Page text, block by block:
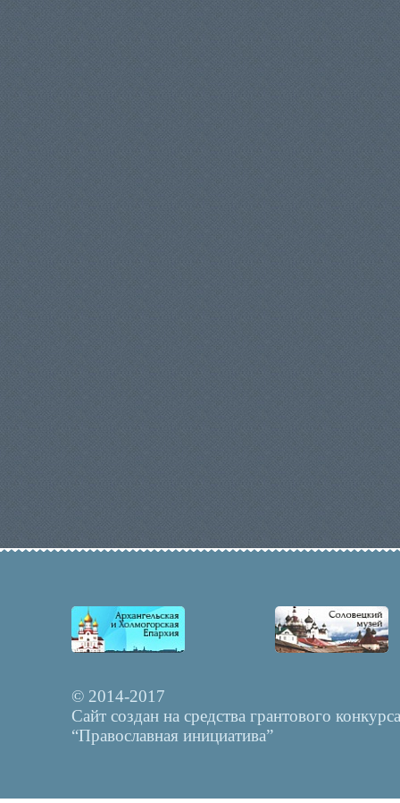
© 2014-2017
Сайт создан на средства грантового конкурса
“Православная инициатива”